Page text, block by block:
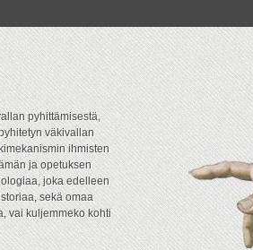
pyhittämisestä,
väkivallan
ihmisten
ja opetuksen
joka edelleen
sekä omaa
vai kuljemmeko kohti